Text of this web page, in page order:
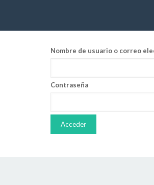
Nombre de usuario o correo
Contraseña